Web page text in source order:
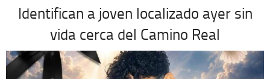
Identifican a joven localizado ayer sin
vida cerca del Camino Real